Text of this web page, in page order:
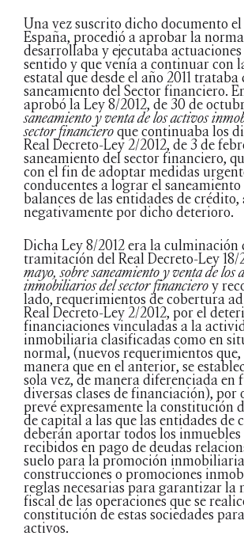
Una vez suscrito dicho documento
España, procedió a aprobar la
desarrollaba y ejecutaba
sentido y que venía a continuar con
estatal que desde el año 2011
saneamiento del Sector financiero.
aprobó la Ley 8/2012, de 30 de
saneamiento y venta de los activos
sector financieroque continuaba los
Real Decreto-Ley 2/2012, de 3 de
saneamiento del sector financiero,
con el fin de adoptar medidas
conducentes a lograr el saneamiento
balances de las entidades de crédito,
negativamente por dicho deterioro.
Dicha Ley 8/2012 era la culminación
tramitación del Real Decreto-Ley 18/
mayo, sobre saneamiento y venta de los
inmobiliarios del sector financieroy
lado, requerimientos de cobertura
Real Decreto-Ley 2/2012, por el
financiaciones vinculadas a la
inmobiliaria clasificadas como en
normal, (nuevos requerimientos
manera que en el anterior, se
sola vez, de manera diferenciada en
diversas clases de financiación), por
prevé expresamente la constitución
de capital a las que las entidades de
deberán aportar todos los
recibidos en pago de deudas
suelo para la promoción
construcciones o promociones
reglas necesarias para garantizar la
fiscal de las operaciones que se
constitución de estas sociedades
activos.